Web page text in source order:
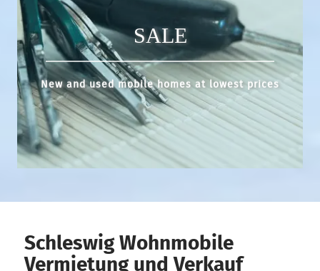
SALE
New and used mobile homes at lowest prices
Schleswig Wohnmobile
Vermietung und Verkauf